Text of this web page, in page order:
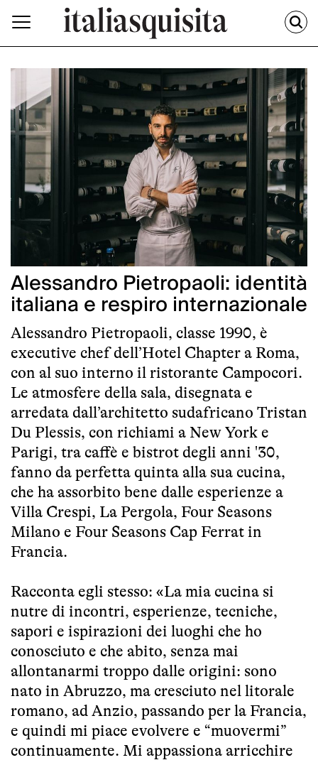
Alessandro Pietropaoli: identità
italiana e respiro internazionale
Alessandro Pietropaoli, classe 1990, è
executive chef dell’Hotel Chapter a Roma,
con al suo interno il ristorante Campocori.
Le atmosfere della sala, disegnata e
arredata dall’architetto sudafricano Tristan
Du Plessis, con richiami a New York e
Parigi, tra caffè e bistrot degli anni '30,
fanno da perfetta quinta alla sua cucina,
che ha assorbito bene dalle esperienze a
Villa Crespi, La Pergola, Four Seasons
Milano e Four Seasons Cap Ferrat in
Francia.
Racconta egli stesso: «La mia cucina si
nutre di incontri, esperienze, tecniche,
sapori e ispirazioni dei luoghi che ho
conosciuto e che abito, senza mai
allontanarmi troppo dalle origini: sono
nato in Abruzzo, ma cresciuto nel litorale
romano, ad Anzio, passando per la Francia,
e quindi mi piace evolvere e “muovermi”
continuamente. Mi appassiona arricchire